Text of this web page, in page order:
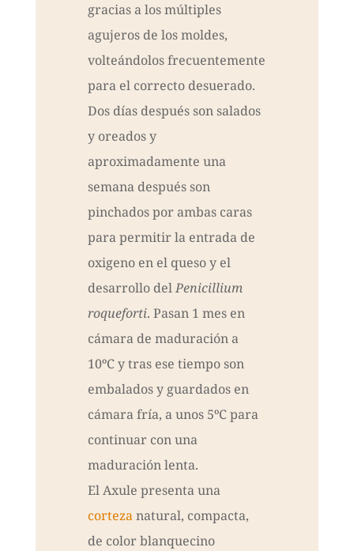
gracias a los múltiples
agujeros de los moldes,
volteándolos frecuentemente
para el correcto desuerado.
Dos días después son salados
y oreados y
aproximadamente una
semana después son
pinchados por ambas caras
para permitir la entrada de
oxigeno en el queso y el
desarrollo delPenicillium
roqueforti. Pasan 1 mes en
cámara de maduración a
10ºC y tras ese tiempo son
embalados y guardados en
cámara fría, a unos 5ºC para
continuar con una
maduración lenta.
El Axule presenta una
cortezanatural, compacta,
de color blanquecino